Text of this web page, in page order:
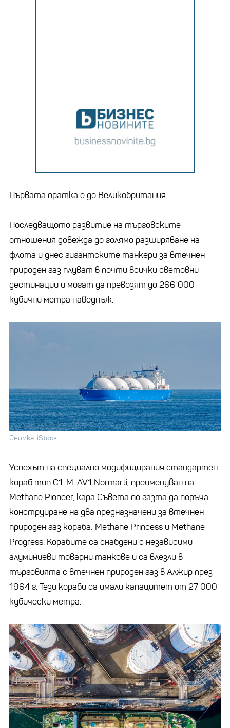
Първата пратка е до Великобритания.
Последващото развитие на търговските
отношения довежда до голямо разширяване на
флота и днес гигантските танкери за втечнен
природен газ плуват в почти всички световни
дестинации и могат да превозят до 266 000
кубични метра наведнъж.
Снимка: iStock
Успехът на специално модифицирания стандартен
кораб тип C1-M-AV1 Normarti, преименуван на
Methane Pioneer, кара Съвета по газта да поръча
конструиране на два предназначени за втечнен
природен газ кораба: Methane Princess и Methane
Progress. Корабите са снабдени с независими
алуминиеви товарни танкове и са влезли в
търговията с втечнен природен газ в Алжир през
1964 г. Тези кораби са имали капацитет от 27 000
кубически метра.